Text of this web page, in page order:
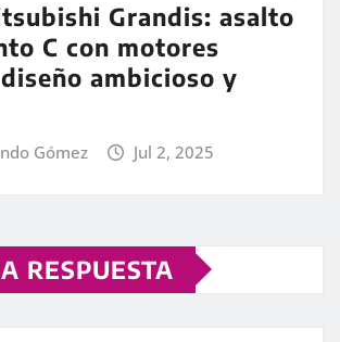
Grandis: asalto
C con motores
ambicioso y
Gómez Jul 2, 2025
RESPUESTA